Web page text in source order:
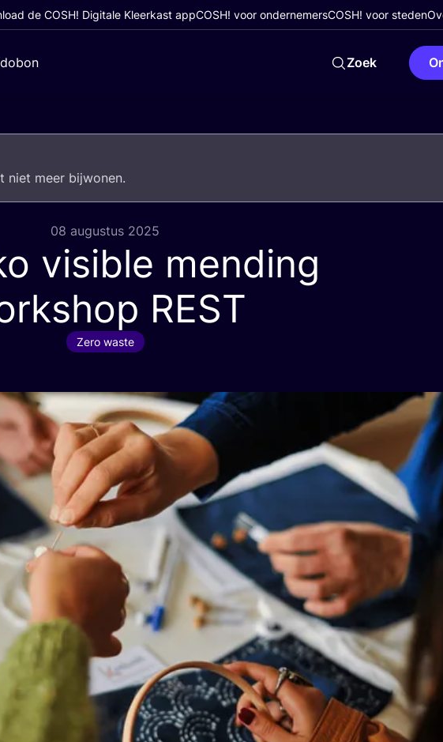
de COSH! Digitale Kleerkast appCOSH! voor ondernemersCOSH! voor steden
Zoek
niet meer bijwonen.
08 augustus 2025
visible mending
REST
Zero waste